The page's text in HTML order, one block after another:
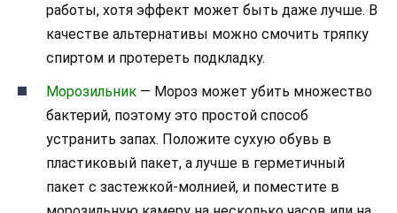
работы, хотя эффект может быть даже лучше. В
качестве альтернативы можно смочить тряпку
спиртом и протереть подкладку.
Морозильник — Мороз может убить множество
бактерий, поэтому это простой способ
устранить запах. Положите сухую обувь в
пластиковый пакет, а лучше в герметичный
пакет с застежкой-молнией, и поместите в